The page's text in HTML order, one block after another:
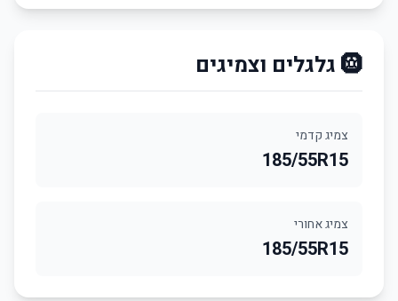
🛞 גלגלים וצמיגים
צמיג קדמי
185/55R15
צמיג אחורי
185/55R15